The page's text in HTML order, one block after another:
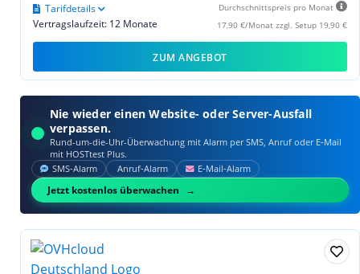
Durchschnittspreis pro Monat
17,90 €/Monat zzgl. Setup 19,90 €
Vertragslaufzeit: 12 Monate
Tarifdetails
ZUM ANGEBOT
Nie wieder einen Website- oder Server-Ausfall
verpassen.
Rund-um-die-Uhr-Überwachung mit Alarm per SMS, Anruf oder E‑Mail
mit HOSTtest Plus.
SMS‑Alarm Anruf‑Alarm E‑Mail‑Alarm
Jetzt kostenlos überwachen